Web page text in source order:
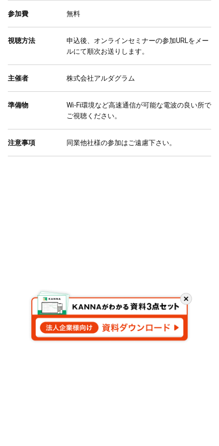
参加費 無料
視聴方法
申込後、オンラインセミナーの参加URLをメー
ルにて順次お送りします。
主催者 株式会社アルダグラム
準備物
Wi-Fi環境など高速通信が可能な電波の良い所で
ご視聴ください。
注意事項 同業他社様の参加はご遠慮下さい。
閉